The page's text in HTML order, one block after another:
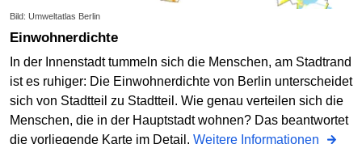
Bild: Umweltatlas Berlin
Einwohnerdichte
In der Innenstadt tummeln sich die Menschen, am Stadtrand
ist es ruhiger: Die Einwohnerdichte von Berlin unterscheidet
sich von Stadtteil zu Stadtteil. Wie genau verteilen sich die
Menschen, die in der Hauptstadt wohnen? Das beantwortet
die vorliegende Karte im Detail. Weitere Informationen